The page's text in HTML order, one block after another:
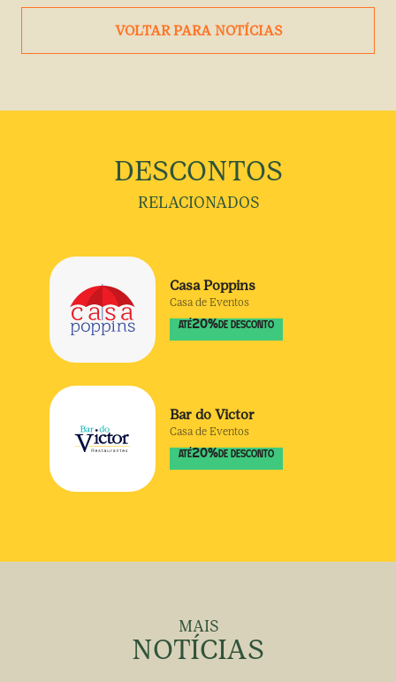
VOLTAR PARA NOTÍCIAS
DESCONTOS
RELACIONADOS
Casa Poppins
Casa de Eventos
ATÉ20% DE DESCONTO
Bar do Victor
Casa de Eventos
ATÉ20% DE DESCONTO
MAIS
NOTÍCIAS